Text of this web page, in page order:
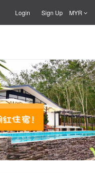
Login Sign Up MYR